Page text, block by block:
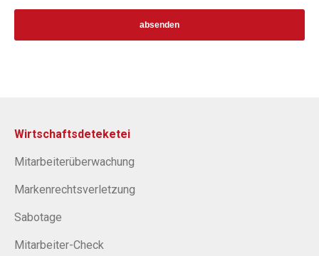
absenden
Wirtschaftsdeteketei
Mitarbeiterüberwachung
Markenrechtsverletzung
Sabotage
Mitarbeiter-Check